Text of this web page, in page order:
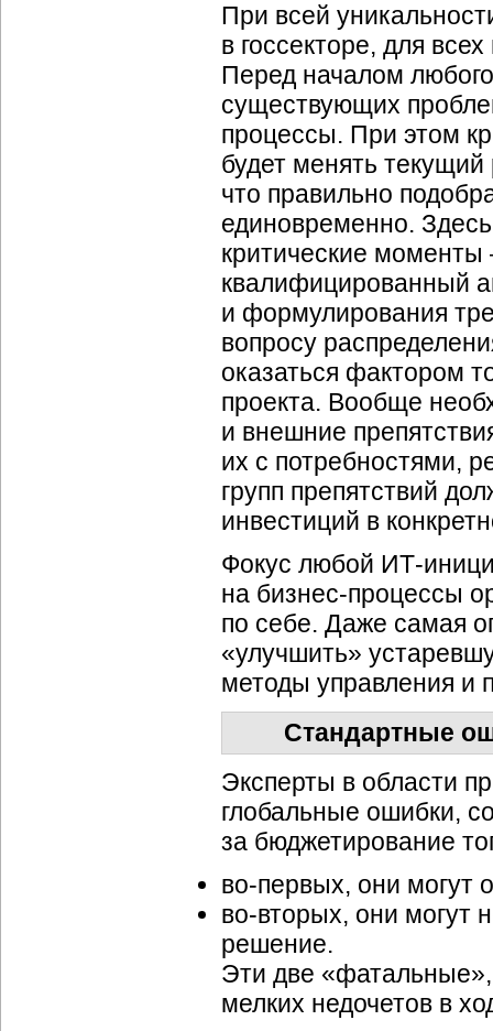
При всей
в госсекторе, для
Перед началом
существующих
процессы. При этом
будет менять
что правильно
единовременно.
критические
квалифицированный
и формулирования
вопросу
оказаться фактором
проекта. Вообще
и внешние
их с потребностями,
групп препятствий
инвестиций в
Фокус любой ИТ-
на бизнес-процессы
по себе. Даже самая
«улучшить»
методы управления и
Стандартные
Эксперты в области
глобальные ошибки,
за бюджетирование
во-первых, они могут
во-вторых, они могут
решение.
Эти две
мелких недочетов в